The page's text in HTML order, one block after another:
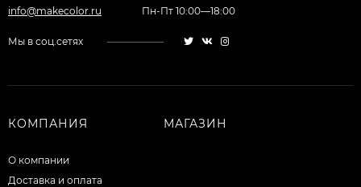
info@makecolor.ru Пн-Пт 10:00—18:00
Мы в соц.сетях
КОМПАНИЯ
О компании
Доставка и оплата
МАГАЗИН